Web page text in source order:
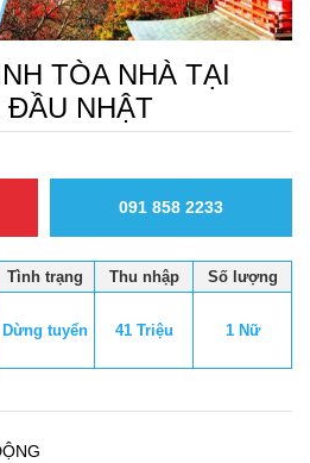
TÒA NHÀ TẠI
ĐẦU NHẬT
091 858 2233
Tình trạng Thu nhập
Số lượng
Dừng tuyển 41 Triệu 1 Nữ